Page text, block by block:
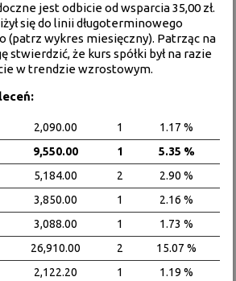
jest odbicie od wsparcia 35,00 zł.
się do linii długoterminowego
(patrz wykres miesięczny). Patrząc na
stwierdzić, że kurs spółki był na razie
w trendzie wzrostowym.
2,090.00 1
1.17 %
9,550.00 1
5.35 %
5,184.00 2
2.90 %
3,850.00 1
2.16 %
3,088.00 1
1.73 %
26,910.00 2
15.07 %
2,122.20 1
1.19 %